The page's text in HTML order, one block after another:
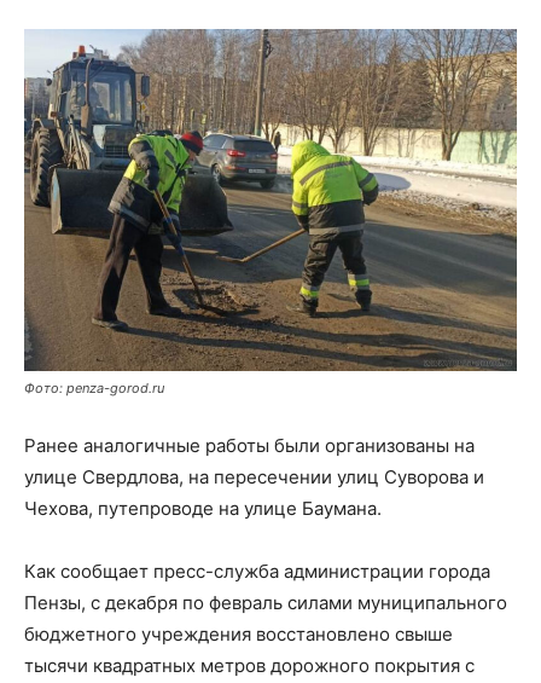
Фото: penza-gorod.ru
Ранее аналогичные работы были организованы на
улице Свердлова, на пересечении улиц Суворова и
Чехова, путепроводе на улице Баумана.
Как сообщает пресс-служба администрации города
Пензы, с декабря по февраль силами муниципального
бюджетного учреждения восстановлено свыше
тысячи квадратных метров дорожного покрытия с